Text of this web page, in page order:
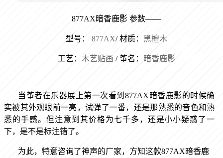
877AX暗香鹿影 参数——
型号： 877AX/材质： 黑檀木
工艺： 木艺贴画 /筝名： 暗香鹿影
当筝者在乐器展上第一次看到877AX 暗香鹿影的时候确
实被其外观眼前一亮，试弹了一番，还是那熟悉的音色和熟
悉的手感。但注意到其价格为七千多，还是小小疑惑了一
下，是不是标注错了。
为此，特意咨询了神声的厂家，方知这款877AX暗香鹿